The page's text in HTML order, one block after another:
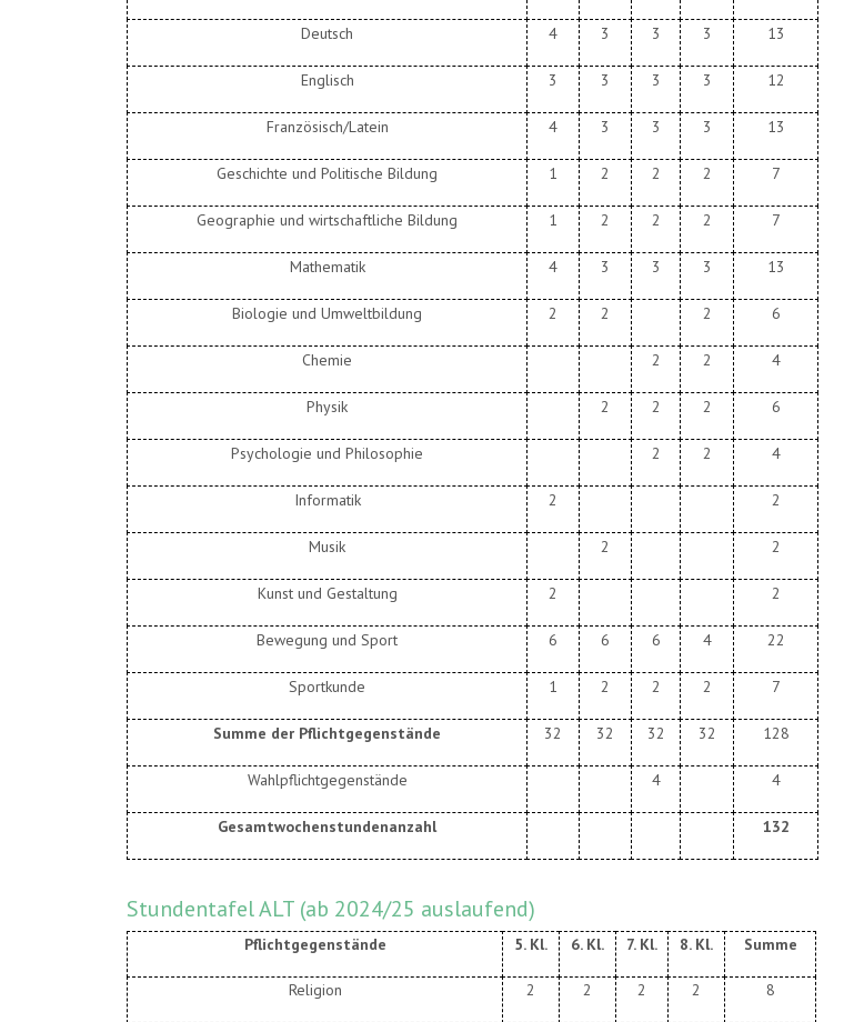
Deutsch 4 3 3 3 13
Englisch 3 3 3 3 12
Französisch/Latein 4 3 3 3 13
Geschichte und Politische Bildung 1 2 2 2 7
Geographie und wirtschaftliche Bildung 1 2 2 2 7
Mathematik 4 3 3 3 13
Biologie und Umweltbildung 2 2 2 6
Chemie 2 2 4
Physik 2 2 2 6
Psychologie und Philosophie 2 2 4
Informatik 2 2
Musik 2 2
Kunst und Gestaltung 2 2
Bewegung und Sport 6 6 6 4 22
Sportkunde 1 2 2 2 7
Summe der Pflichtgegenstände 32 32 32 32 128
Wahlpflichtgegenstände 4 4
Gesamtwochenstundenanzahl 132
Stundentafel ALT (ab 2024/25 auslaufend)
Pflichtgegenstände 5. Kl. 6. Kl. 7. Kl. 8. Kl. Summe
Religion 2 2 2 2 8